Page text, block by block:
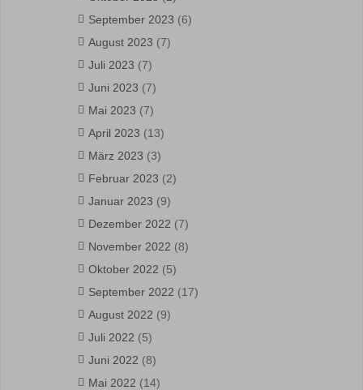
September 2023 (6)
August 2023 (7)
Juli 2023 (7)
Juni 2023 (7)
Mai 2023 (7)
April 2023 (13)
März 2023 (3)
Februar 2023 (2)
Januar 2023 (9)
Dezember 2022 (7)
November 2022 (8)
Oktober 2022 (5)
September 2022 (17)
August 2022 (9)
Juli 2022 (5)
Juni 2022 (8)
Mai 2022 (14)